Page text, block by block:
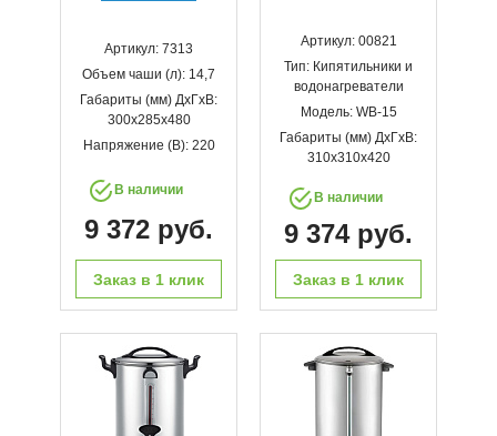
Артикул: 7313
Объем чаши (л): 14,7
Габариты (мм) ДхГхВ:
300x285x480
Напряжение (В): 220
В наличии
9 372 руб.
Заказ в 1 клик
Артикул: 00821
Тип: Кипятильники и
водонагреватели
Модель: WB-15
Габариты (мм) ДхГхВ:
310х310х420
В наличии
9 374 руб.
Заказ в 1 клик